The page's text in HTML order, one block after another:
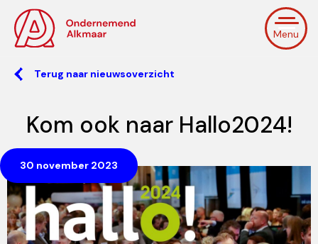
Menu
Terug naar nieuwsoverzicht
Kom ook naar Hallo2024!
30 november 2023